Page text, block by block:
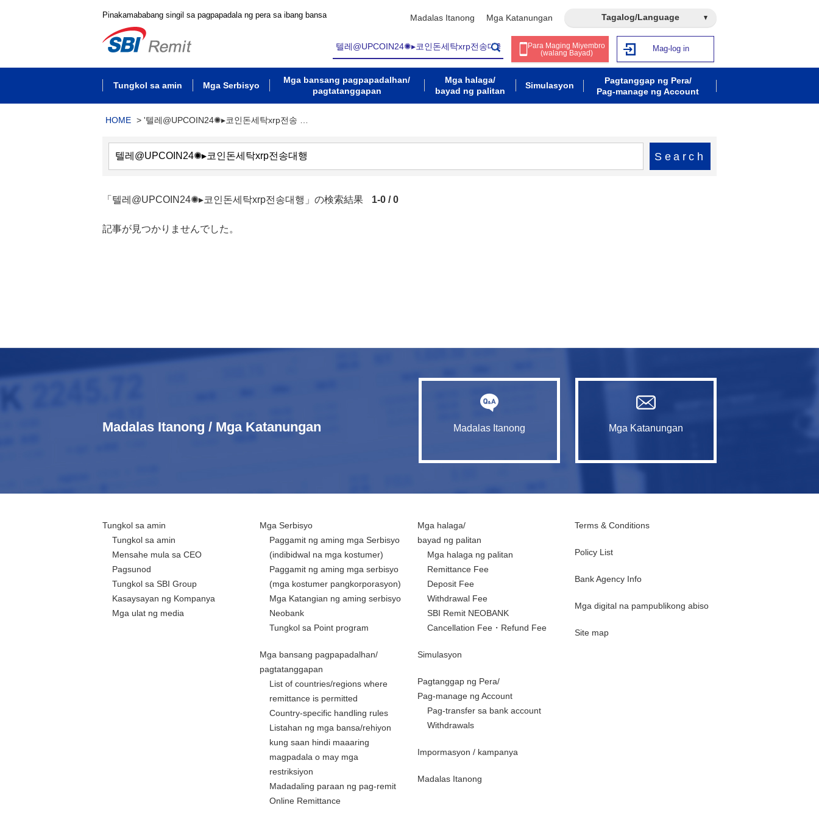
Pinakamababang singil sa pagpapadala ng pera sa ibang bansa Madalas Itanong Mga Katanungan Tagalog/Language
Para Maging Miyembro
(walang Bayad)
Mag-log in
Tungkol sa amin Mga Serbisyo
Mga bansang pagpapadalhan/
pagtatanggapan
Mga halaga/
bayad ng palitan
Simulasyon
Pagtanggap ng Pera/
Pag-manage ng Account
HOME > '텔레@UPCOIN24✺▸코인돈세탁xrp전송 …
Search
「텔레@UPCOIN24✺▸코인돈세탁xrp전송대행」の検索結果 1-0 / 0
記事が見つかりませんでした。
Madalas Itanong / Mga Katanungan Madalas Itanong Mga Katanungan
Tungkol sa amin
Tungkol sa amin
Mensahe mula sa CEO
Pagsunod
Tungkol sa SBI Group
Kasaysayan ng Kompanya
Mga ulat ng media
Mga Serbisyo
Paggamit ng aming mga Serbisyo
(indibidwal na mga kostumer)
Paggamit ng aming mga serbisyo
(mga kostumer pangkorporasyon)
Mga Katangian ng aming serbisyo
Neobank
Tungkol sa Point program
Mga bansang pagpapadalhan/
pagtatanggapan
List of countries/regions where
remittance is permitted
Country-specific handling rules
Listahan ng mga bansa/rehiyon
kung saan hindi maaaring
magpadala o may mga
restriksiyon
Madadaling paraan ng pag-remit
Online Remittance
Mga halaga/
bayad ng palitan
Mga halaga ng palitan
Remittance Fee
Deposit Fee
Withdrawal Fee
SBI Remit NEOBANK
Cancellation Fee・Refund Fee
Simulasyon
Pagtanggap ng Pera/
Pag-manage ng Account
Pag-transfer sa bank account
Withdrawals
Impormasyon / kampanya
Madalas Itanong
Terms & Conditions
Policy List
Bank Agency Info
Mga digital na pampublikong abiso
Site map